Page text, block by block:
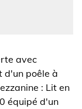
avec
d'un poêle à
: Lit en
équipé d'un